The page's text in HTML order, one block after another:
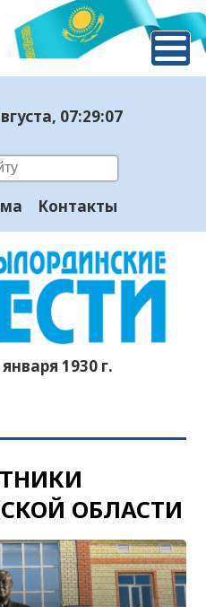
, 07:29:08
Контакты
1930 г.
ОБЛАСТИ